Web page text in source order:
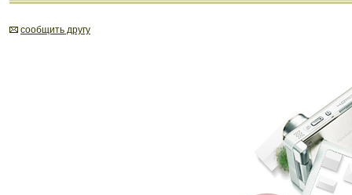
cообщить другу